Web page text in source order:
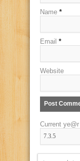
Name *
Email *
Website
Current ye@r